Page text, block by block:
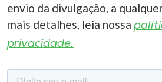
envio da divulgação, a
mais detalhes, leia nossa
privacidade.